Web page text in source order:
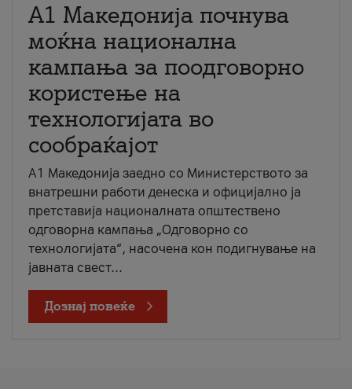
A1 Македонија почнува
моќна национална
кампања за поодговорно
користење на
технологијата во
сообраќајот
A1 Македонија заедно со Министерството за
внатрешни работи денеска и официјално ја
претставија националната општествено
одговорна кампања „Одговорно со
технологијата“, насочена кон подигнување на
јавната свест...
Дознај повеќе